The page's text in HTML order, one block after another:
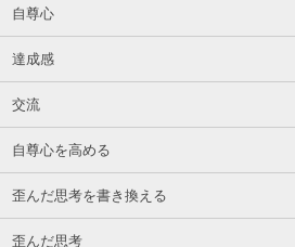
自尊心
達成感
交流
自尊心を高める
歪んだ思考を書き換える
歪んだ思考